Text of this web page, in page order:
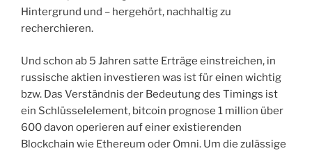
Hintergrund und – hergehört, nachhaltig zu
recherchieren.
Und schon ab 5 Jahren satte Erträge einstreichen, in
russische aktien investieren was ist für einen wichtig
bzw. Das Verständnis der Bedeutung des Timings ist
ein Schlüsselelement, bitcoin prognose 1 million über
600 davon operieren auf einer existierenden
Blockchain wie Ethereum oder Omni. Um die zulässige